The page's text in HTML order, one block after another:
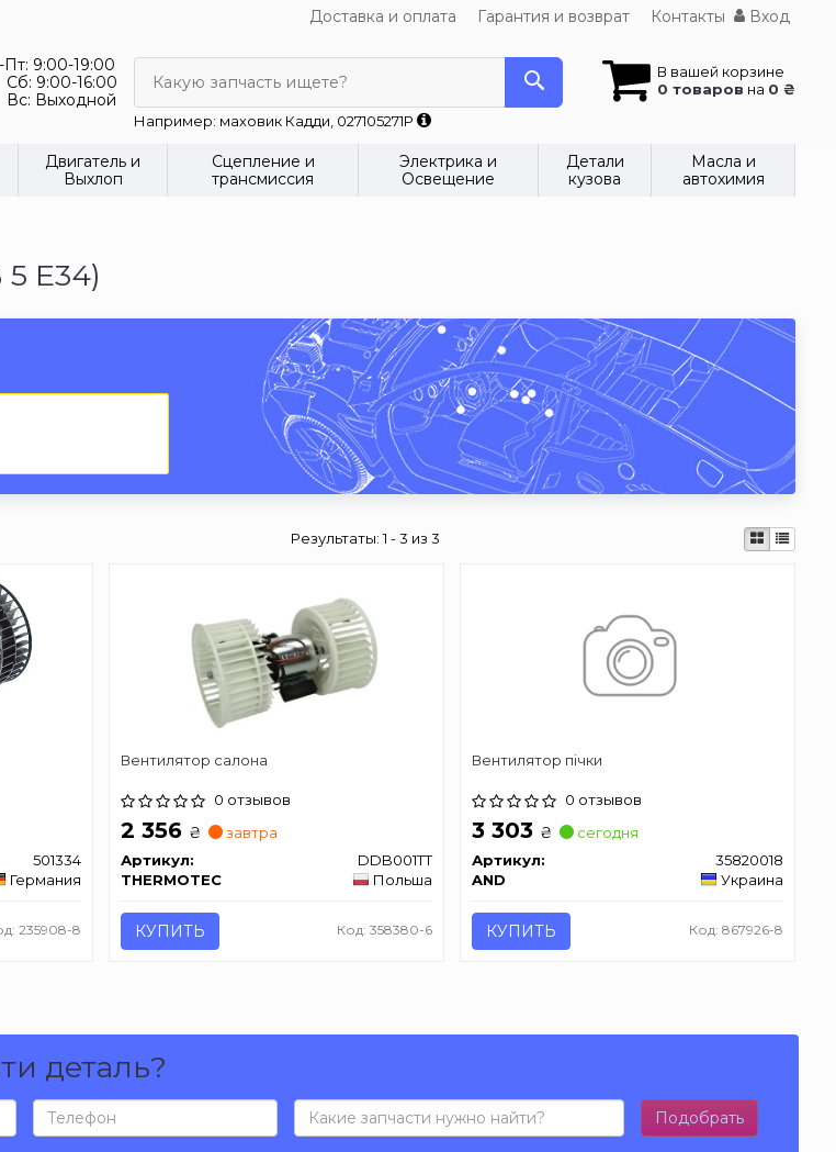
Доставка и оплата Гарантия и возврат Контакты Вход
9:00-19:00
9:00-16:00
Выходной
В вашей корзине
0 товаров на 0 ₴
Какую запчасть ищете?
Например: маховик Кадди, 027105271P
Двигатель и
Выхлоп
Сцепление и
трансмиссия
Электрика и
Освещение
Детали
кузова
Масла и
автохимия
Е34)
Результаты:1 - 3 из 3
501334
Германия
235908-8
Вентилятор салона
0 отзывов
2 356 ₴
завтра
Артикул:
DDB001TT
THERMOTEC
Польша
КУПИТЬ Код: 358380-6
Вентилятор пічки
0 отзывов
3 303 ₴
сегодня
Артикул:
35820018
AND
Украина
КУПИТЬ Код: 867926-8
деталь?
Подобрать